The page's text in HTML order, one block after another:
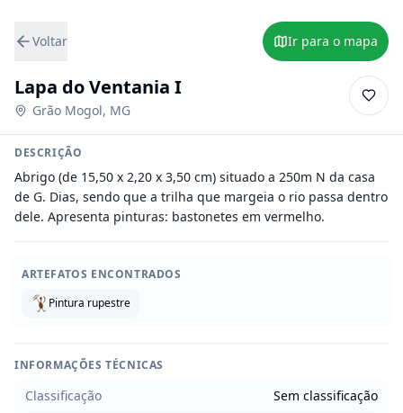
Voltar Ir para o mapa
Lapa do Ventania I
Grão Mogol, MG
DESCRIÇÃO
Abrigo (de 15,50 x 2,20 x 3,50 cm) situado a 250m N da casa
de G. Dias, sendo que a trilha que margeia o rio passa dentro
dele. Apresenta pinturas: bastonetes em vermelho.
ARTEFATOS ENCONTRADOS
Pintura rupestre
INFORMAÇÕES TÉCNICAS
Classificação Sem classificação